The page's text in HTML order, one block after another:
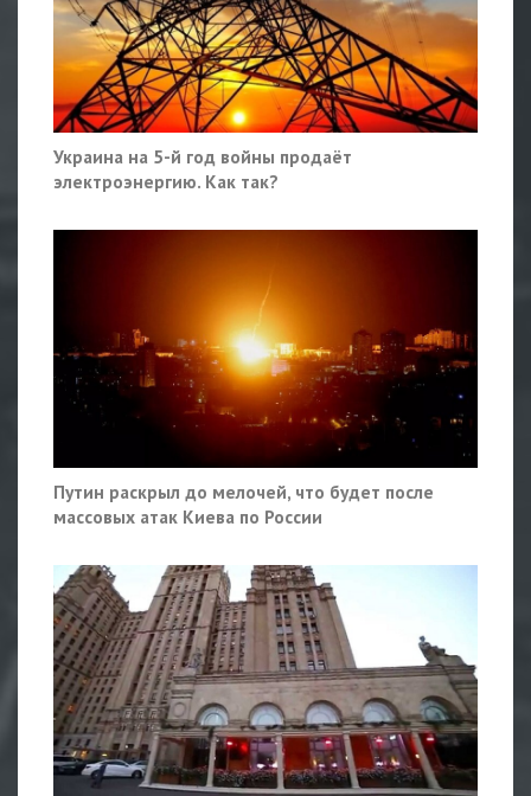
Украина на 5-й год войны продаёт
электроэнергию. Как так?
Путин раскрыл до мелочей, что будет после
массовых атак Киева по России